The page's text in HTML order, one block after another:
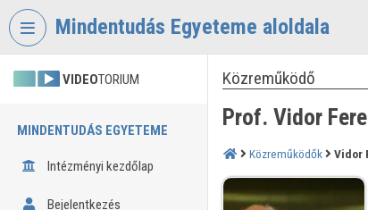
Fejléc kihagyása
Mindentudás Egyeteme aloldala
VIDEOTORIUM
MINDENTUDÁS EGYETEME
Intézményi kezdőlap
Bejelentkezés
Közreműködő
Prof. Vidor
Közreműködők Vidor